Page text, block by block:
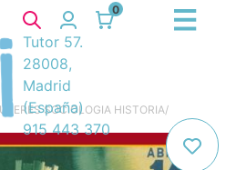
0
Tutor 57.
28008,
Madrid
(España)
915 443 370
SOCIOLOGIA HISTORIA/